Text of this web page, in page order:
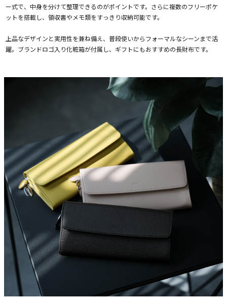
ー式で、中身を分けて整理できるのがポイントです。さらに複数のフリーポケ
ットを搭載し、領収書やメモ類をすっきり収納可能です。
上品なデザインと実用性を兼ね備え、普段使いからフォーマルなシーンまで活
躍。ブランドロゴ入り化粧箱が付属し、ギフトにもおすすめの長財布です。